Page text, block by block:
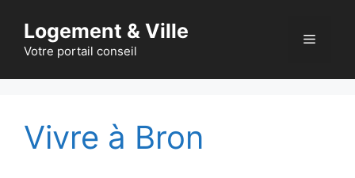
contenu
Logement & Ville
Votre portail conseil
Menu
Vivre à Bron